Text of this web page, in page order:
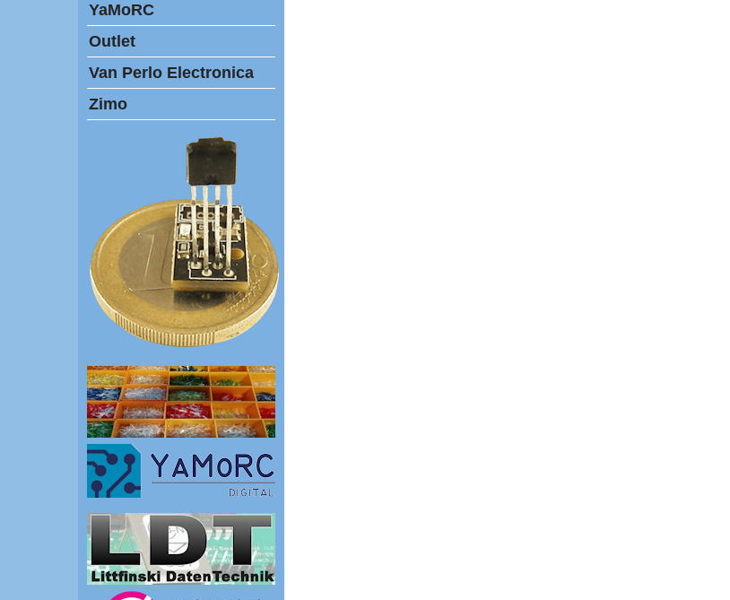
YaMoRC
Outlet
Van Perlo Electronica
Zimo